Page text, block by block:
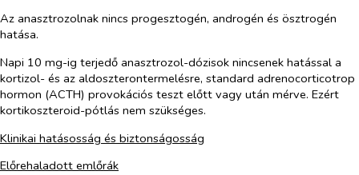
Az anasztrozolnak nincs progesztogén, androgén és ösztrogén
hatása.
Napi 10 mg-ig terjedő anasztrozol-dózisok nincsenek hatással a
kortizol- és az aldoszterontermelésre, standard adrenocorticotrop
hormon (ACTH) provokációs teszt előtt vagy után mérve. Ezért
kortikoszteroid-pótlás nem szükséges.
Klinikai hatásosság és biztonságosság
Előrehaladott emlőrák